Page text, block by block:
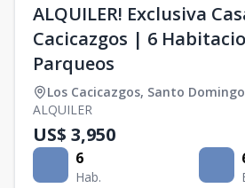
ALQUILER! Exclusiva
Cacicazgos | 6
Parqueos
Los Cacicazgos, Santo
ALQUILER
US$ 3,950
6
Hab.